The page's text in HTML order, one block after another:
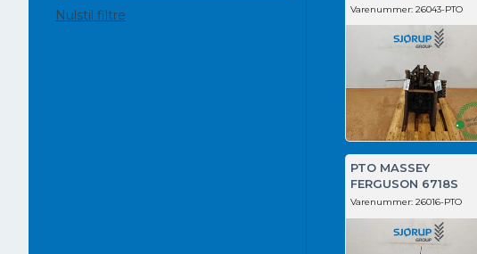
Nulstil filtre Varenummer: 26043-PTO
PTO MASSEY
FERGUSON 6718S
Varenummer: 26016-PTO